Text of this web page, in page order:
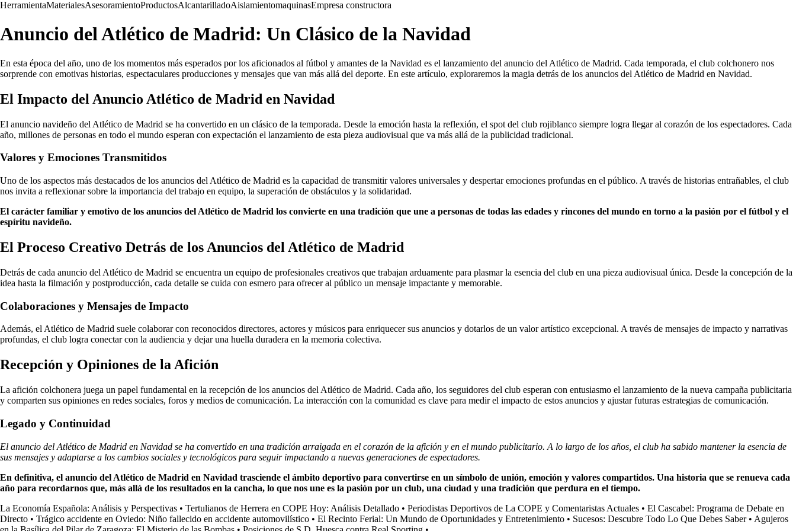
HerramientaMaterialesAsesoramientoProductosAlcantarilladoAislamientomaquinasEmpresa constructora
Anuncio del Atlético de Madrid: Un Clásico de la Navidad
En esta época del año, uno de los momentos más esperados por los aficionados al fútbol y amantes de la Navidad es el lanzamiento del anuncio del Atlético de Madrid. Cada temporada, el club colchonero nos
sorprende con emotivas historias, espectaculares producciones y mensajes que van más allá del deporte. En este artículo, exploraremos la magia detrás de los anuncios del Atlético de Madrid en Navidad.
El Impacto del Anuncio Atlético de Madrid en Navidad
El anuncio navideño del Atlético de Madrid se ha convertido en un clásico de la temporada. Desde la emoción hasta la reflexión, el spot del club rojiblanco siempre logra llegar al corazón de los espectadores. Cada
año, millones de personas en todo el mundo esperan con expectación el lanzamiento de esta pieza audiovisual que va más allá de la publicidad tradicional.
Valores y Emociones Transmitidos
Uno de los aspectos más destacados de los anuncios del Atlético de Madrid es la capacidad de transmitir valores universales y despertar emociones profundas en el público. A través de historias entrañables, el club
nos invita a reflexionar sobre la importancia del trabajo en equipo, la superación de obstáculos y la solidaridad.
El carácter familiar y emotivo de los anuncios del Atlético de Madrid los convierte en una tradición que une a personas de todas las edades y rincones del mundo en torno a la pasión por el fútbol y el
espíritu navideño.
El Proceso Creativo Detrás de los Anuncios del Atlético de Madrid
Detrás de cada anuncio del Atlético de Madrid se encuentra un equipo de profesionales creativos que trabajan arduamente para plasmar la esencia del club en una pieza audiovisual única. Desde la concepción de la
idea hasta la filmación y postproducción, cada detalle se cuida con esmero para ofrecer al público un mensaje impactante y memorable.
Colaboraciones y Mensajes de Impacto
Además, el Atlético de Madrid suele colaborar con reconocidos directores, actores y músicos para enriquecer sus anuncios y dotarlos de un valor artístico excepcional. A través de mensajes de impacto y narrativas
profundas, el club logra conectar con la audiencia y dejar una huella duradera en la memoria colectiva.
Recepción y Opiniones de la Afición
La afición colchonera juega un papel fundamental en la recepción de los anuncios del Atlético de Madrid. Cada año, los seguidores del club esperan con entusiasmo el lanzamiento de la nueva campaña publicitaria
y comparten sus opiniones en redes sociales, foros y medios de comunicación. La interacción con la comunidad es clave para medir el impacto de estos anuncios y ajustar futuras estrategias de comunicación.
Legado y Continuidad
El anuncio del Atlético de Madrid en Navidad se ha convertido en una tradición arraigada en el corazón de la afición y en el mundo publicitario. A lo largo de los años, el club ha sabido mantener la esencia de
sus mensajes y adaptarse a los cambios sociales y tecnológicos para seguir impactando a nuevas generaciones de espectadores.
En definitiva, el anuncio del Atlético de Madrid en Navidad trasciende el ámbito deportivo para convertirse en un símbolo de unión, emoción y valores compartidos. Una historia que se renueva cada
año para recordarnos que, más allá de los resultados en la cancha, lo que nos une es la pasión por un club, una ciudad y una tradición que perdura en el tiempo.
La Economía Española: Análisis y Perspectivas • Tertulianos de Herrera en COPE Hoy: Análisis Detallado • Periodistas Deportivos de La COPE y Comentaristas Actuales • El Cascabel: Programa de Debate en
Directo • Trágico accidente en Oviedo: Niño fallecido en accidente automovilístico • El Recinto Ferial: Un Mundo de Oportunidades y Entretenimiento • Sucesos: Descubre Todo Lo Que Debes Saber• Agujeros